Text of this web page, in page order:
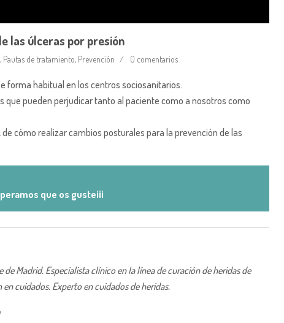
las úlceras por presión
, Pautas de tratamiento, Prevención 0 comentarios
forma habitual en los centros sociosanitarios.
pueden perjudicar tanto al paciente como a nosotros como
cómo realizar cambios posturales para la prevención de las
que os guste¡¡¡
Madrid. Especialista clínico en la línea de curación de heridas de
cuidados. Experto en cuidados de heridas.